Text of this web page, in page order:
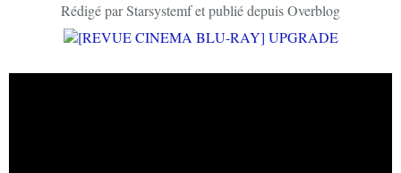
Rédigé par Starsystemf et publié depuis Overblog